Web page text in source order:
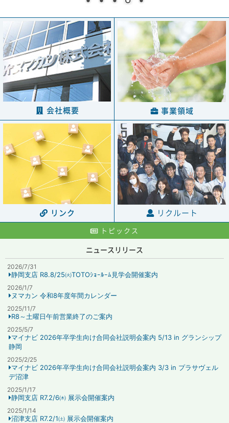
トピックス
ニュースリリース
2026/7/31
静岡支店 R8.8/25㈫TOTOｼｮｰﾙｰﾑ見学会開催案内
2026/1/7
ヌマカン 令和8年度年間カレンダー
2025/11/7
R8～土曜日午前営業終了のご案内
2025/5/7
マイナビ 2026年卒学生向け合同会社説明会案内 5/13 in グランシップ
静岡
2025/2/25
マイナビ 2026年卒学生向け合同会社説明会案内 3/3 in プラサヴェル
デ沼津
2025/1/17
静岡支店 R7.2/6㈭ 展示会開催案内
2025/1/14
沼津支店 R7.2/1㈯ 展示会開催案内
会社概要 事業領域
リンク リクルート